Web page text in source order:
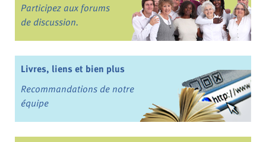
Participez aux forums
de discussion.
Livres, liens et bien plus
Recommandations de notre
équipe